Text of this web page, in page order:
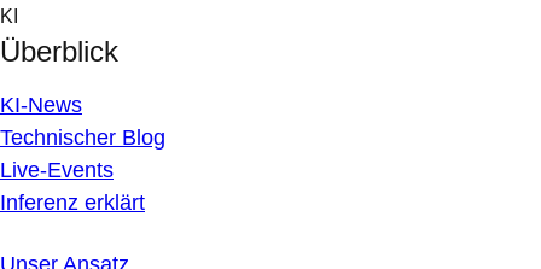
Skip
to
content
KI
Überblick
KI-News
Technischer Blog
Live-Events
Inferenz erklärt
Unser Ansatz